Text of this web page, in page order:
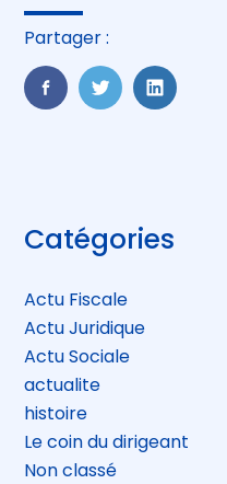
Partager :
FaceBook
TwitterLinkedIn
Blog
sidebar
Catégories
Actu Fiscale
Actu Juridique
Actu Sociale
actualite
histoire
Le coin du dirigeant
Non classé